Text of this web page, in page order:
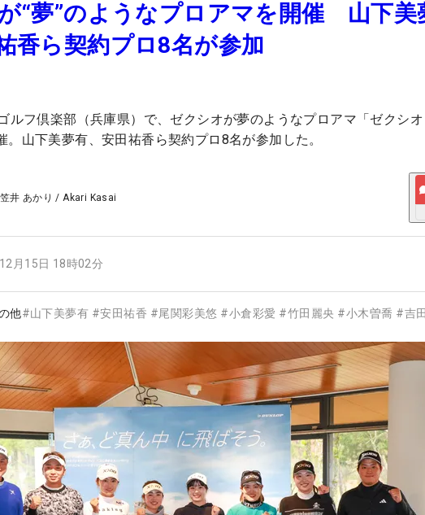
“夢”のようなプロアマを開催 山下美
香ら契約プロ8名が参加
ルフ倶楽部（兵庫県）で、ゼクシオが夢のようなプロアマ「ゼクシ
。山下美夢有、安田祐香ら契約プロ8名が参加した。
笠井 あかり /Akari Kasai
月15日 18時02分
他#山下美夢有 #安田祐香 #尾関彩美悠 #小倉彩愛 #竹田麗央 #小木曽喬 #吉